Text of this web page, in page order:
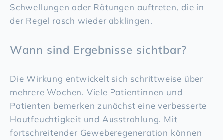
Schwellungen oder Rötungen auftreten, die in
der Regel rasch wieder abklingen.
Wann sind Ergebnisse sichtbar?
Die Wirkung entwickelt sich schrittweise über
mehrere Wochen. Viele Patientinnen und
Patienten bemerken zunächst eine verbesserte
Hautfeuchtigkeit und Ausstrahlung. Mit
fortschreitender Geweberegeneration können